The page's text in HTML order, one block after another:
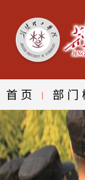
首页 | 部门